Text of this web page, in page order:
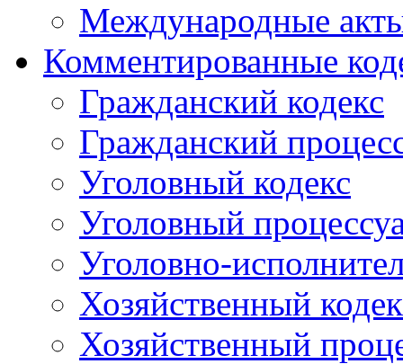
Международные
Комментированные
Гражданский кодекс
Гражданский
Уголовный кодекс
Уголовный
Уголовно-
Хозяйственный
Хозяйственный